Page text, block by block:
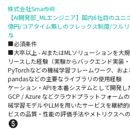
株式会社SmartHR
【AI開発部_MLエンジニア】国内6社目のユ
億円/コアタイム無しのフレックス制度/フル
与
■必須条件
■大卒以上 - AIまたはMLソリューションを大
リースした経験（実験からバックエンド実装
PyTorchなどの機械学習フレームワーク、およ
pandasなどの主要なライブラリの使用経験
ケーション・APIを本番システムとして開発
GCP / Azure などクラウドプラットフォーム
械学習モデルやLLMを用いたサービスを継続
ビスの品質・性能の評価手法やメトリクスへ